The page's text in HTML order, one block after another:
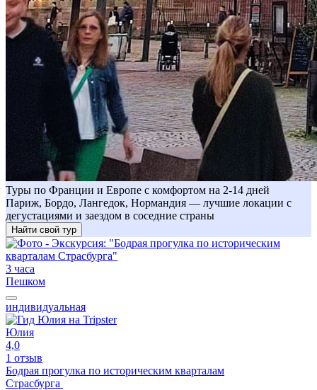
Туры по Франции и Европе с комфортом на 2-14 дней
Париж, Бордо, Лангедок, Нормандия — лучшие локации с
дегустациями и заездом в соседние страны
Найти свой тур
3 часа
Пешком
индивидуальная
Юлия
4,0
1 отзыв
Бодрая прогулка по историческим кварталам
Страсбурга